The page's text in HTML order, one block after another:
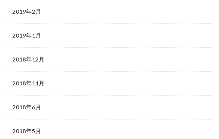
2019年2月
2019年1月
2018年12月
2018年11月
2018年6月
2018年5月